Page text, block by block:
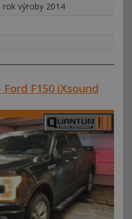
výroby 2014
F150 iXsound